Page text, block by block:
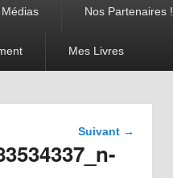
Médias Nos Partenaires !
Mes Livres
Navigation
images
Suivant →